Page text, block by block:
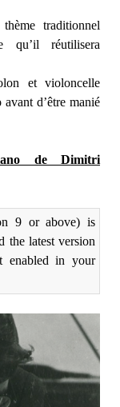
traditionnel
qu’il réutilisera
et violoncelle
avant d’être manié
de Dimitri
9 or above) is
the latest version
enabled in your